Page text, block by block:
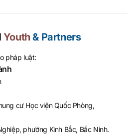
Youth& Partners
pháp luật:
cư Học viện Quốc Phòng,
phường Kinh Bắc, Bắc Ninh.